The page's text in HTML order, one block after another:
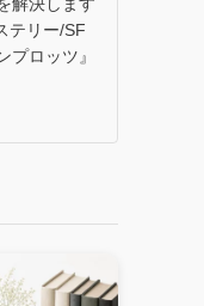
テリー/SF
プロッツ』